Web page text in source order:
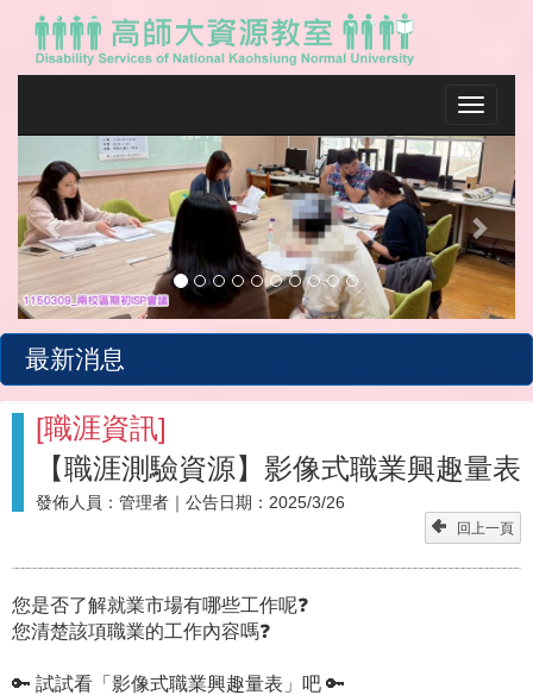
Toggle
Previous Next
最新消息
[職涯資訊]
【職涯測驗資源】影像式職業興趣量表
發佈人員： 管理者 ｜公告日期： 2025/3/26
回上一頁
您是否了解就業市場有哪些工作呢❓
您清楚該項職業的工作內容嗎❓
🔑 試試看「影像式職業興趣量表」吧 🔑